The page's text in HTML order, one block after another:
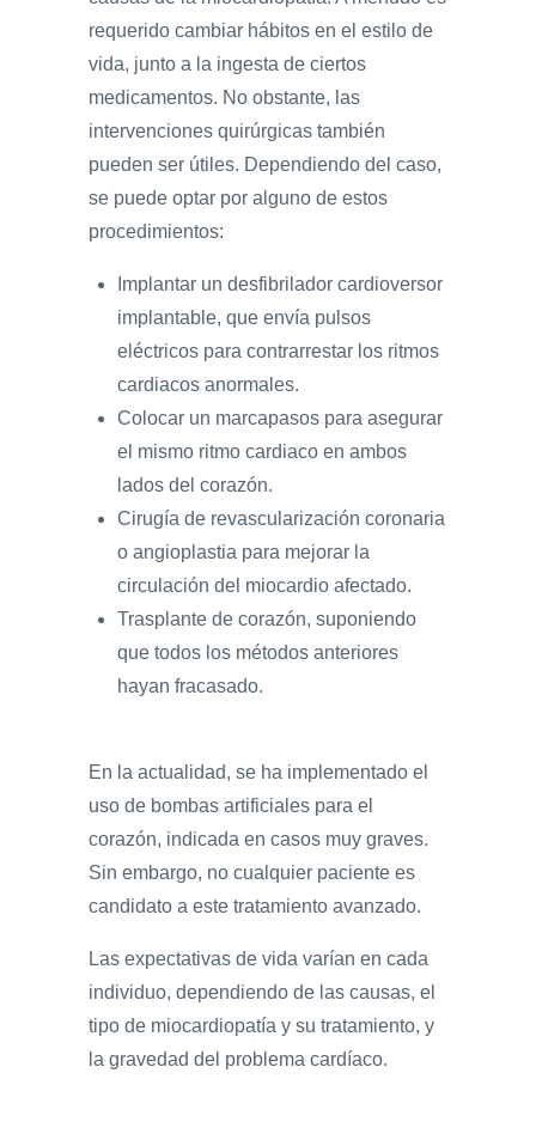
requerido cambiar hábitos en el estilo de
vida, junto a la ingesta de ciertos
medicamentos. No obstante, las
intervenciones quirúrgicas también
pueden ser útiles. Dependiendo del caso,
se puede optar por alguno de estos
procedimientos:
Implantar un desfibrilador cardioversor
implantable, que envía pulsos
eléctricos para contrarrestar los ritmos
cardiacos anormales.
Colocar un marcapasos para asegurar
el mismo ritmo cardiaco en ambos
lados del corazón.
Cirugía de revascularización coronaria
o angioplastia para mejorar la
circulación del miocardio afectado.
Trasplante de corazón, suponiendo
que todos los métodos anteriores
hayan fracasado.
En la actualidad, se ha implementado el
uso de bombas artificiales para el
corazón, indicada en casos muy graves.
Sin embargo, no cualquier paciente es
candidato a este tratamiento avanzado.
Las expectativas de vida varían en cada
individuo, dependiendo de las causas, el
tipo de miocardiopatía y su tratamiento, y
la gravedad del problema cardíaco.